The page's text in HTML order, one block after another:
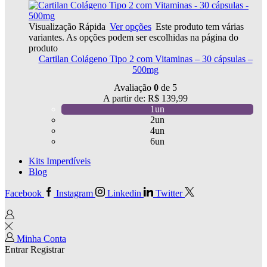
Visualização Rápida Ver opções Este produto tem várias
variantes. As opções podem ser escolhidas na página do
produto
Cartilan Colágeno Tipo 2 com Vitaminas – 30 cápsulas –
500mg
Avaliação 0 de 5
A partir de: R$ 139,99
1un
2un
4un
6un
Kits Imperdíveis
Blog
Facebook Instagram Linkedin Twitter
Minha Conta
EntrarRegistrar